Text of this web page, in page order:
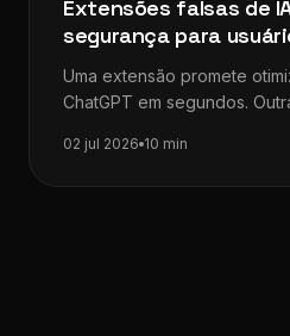
Extensões falsas de
segurança para
Uma extensão promete
ChatGPT em segundos.
02 jul 2026 10 min